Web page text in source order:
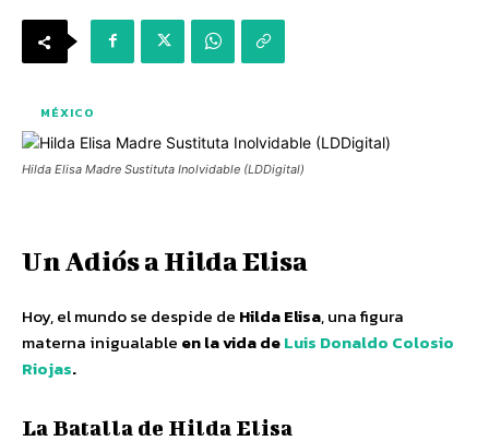
MÉXICO
Hilda Elisa Madre Sustituta Inolvidable (LDDigital)
Un Adiós a Hilda Elisa
Hoy, el mundo se despide de Hilda Elisa, una figura
materna inigualable en la vida deLuis Donaldo Colosio
Riojas.
La Batalla de Hilda Elisa